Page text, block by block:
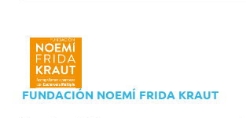
FUNDACIÓN NOEMÍ FRIDA KRAUT